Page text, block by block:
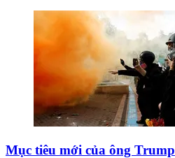
Mục tiêu mới của ông Trump